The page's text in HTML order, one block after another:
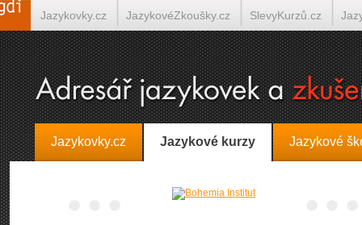
Jazykovky.cz Jazykové kurzy Jazykové
Jazykovky.cz JazykovéZkoušky.cz SlevyKurzů.cz
Španělština on-line Italština on-line Tlumočení-